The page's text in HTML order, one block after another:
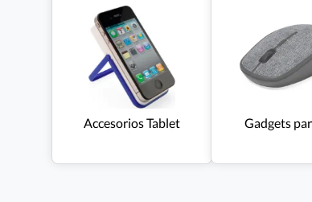
Accesorios Tablet Gadgets